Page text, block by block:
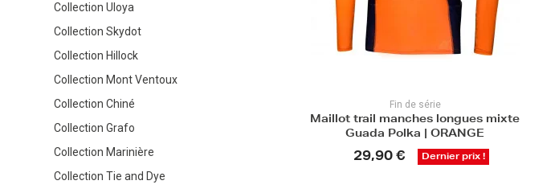
Collection Uloya
Collection Skydot
Collection Hillock
Collection Mont Ventoux
Collection Chiné
Collection Grafo
Collection Marinière
Collection Tie and Dye
Fin de série
Maillot trail manches longues mixte
Guada Polka | ORANGE
29,90 € Dernier prix !